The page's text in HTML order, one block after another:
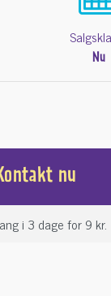
Nu
nu
i 3 dage for 9 kr.